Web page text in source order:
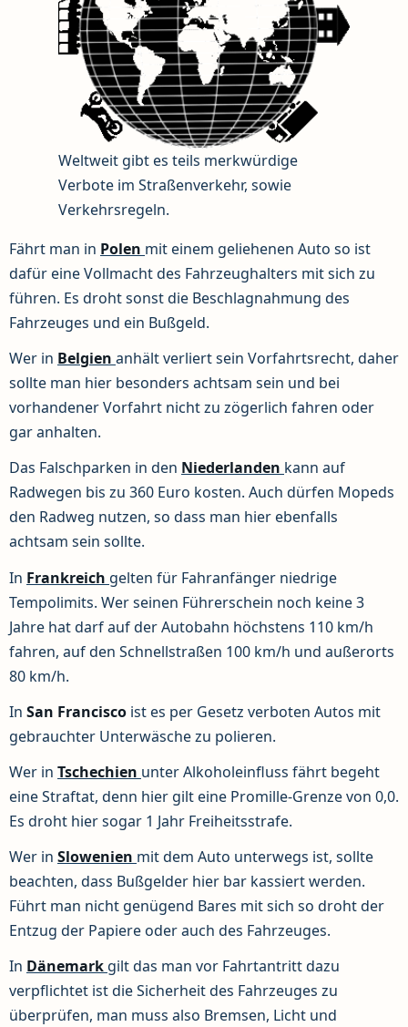
Weltweit gibt es teils merkwürdige
Verbote im Straßenverkehr, sowie
Verkehrsregeln.
Fährt man in Polen mit einem geliehenen Auto so ist
dafür eine Vollmacht des Fahrzeughalters mit sich zu
führen. Es droht sonst die Beschlagnahmung des
Fahrzeuges und ein Bußgeld.
Wer in Belgien anhält verliert sein Vorfahrtsrecht, daher
sollte man hier besonders achtsam sein und bei
vorhandener Vorfahrt nicht zu zögerlich fahren oder
gar anhalten.
Das Falschparken in den Niederlanden kann auf
Radwegen bis zu 360 Euro kosten. Auch dürfen Mopeds
den Radweg nutzen, so dass man hier ebenfalls
achtsam sein sollte.
In Frankreich gelten für Fahranfänger niedrige
Tempolimits. Wer seinen Führerschein noch keine 3
Jahre hat darf auf der Autobahn höchstens 110 km/h
fahren, auf den Schnellstraßen 100 km/h und außerorts
80 km/h.
In San Francisco ist es per Gesetz verboten Autos mit
gebrauchter Unterwäsche zu polieren.
Wer in Tschechien unter Alkoholeinfluss fährt begeht
eine Straftat, denn hier gilt eine Promille-Grenze von 0,0.
Es droht hier sogar 1 Jahr Freiheitsstrafe.
Wer in Slowenien mit dem Auto unterwegs ist, sollte
beachten, dass Bußgelder hier bar kassiert werden.
Führt man nicht genügend Bares mit sich so droht der
Entzug der Papiere oder auch des Fahrzeuges.
In Dänemark gilt das man vor Fahrtantritt dazu
verpflichtet ist die Sicherheit des Fahrzeuges zu
überprüfen, man muss also Bremsen, Licht und